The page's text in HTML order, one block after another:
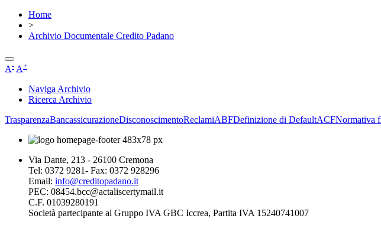
Home
>
Archivio Documentale Credito Padano
A- A+
Naviga Archivio
Ricerca Archivio
TrasparenzaBancassicurazioneDisconoscimentoReclamiABFDefinizione di DefaultACFNormativa
Via Dante, 213 - 26100 Cremona
Tel: 0372 9281- Fax: 0372 928296
Email: info@creditopadano.it
PEC: 08454.bcc@actaliscertymail.it
C.F. 01039280191
Società partecipante al Gruppo IVA GBC Iccrea, Partita IVA 15240741007